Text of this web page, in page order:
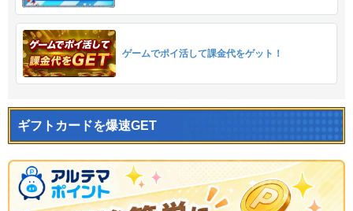
ゲームでポイ活して課金代をゲット！
ギフトカードを爆速GET